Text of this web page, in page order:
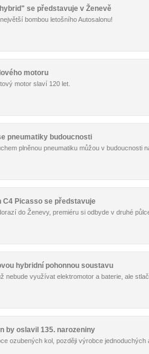
se představuje v Ženevě
bombou letošního Autosalonu!
motoru
motor slaví 120 let.
pneumatiky budoucnosti
plněnou pneumatiku můžou v budoucnosti
C4 Picasso se představuje
do Ženevy, premiéru si odbyde v druhé
hybridní pohonnou soustavu
nebude využívat elektromotor a baterie, ale
by oslavil 135. narozeniny
ozubených kol, později výrobce